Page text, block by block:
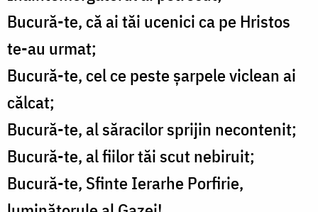
Bucură-te, că ai tăi ucenici ca pe Hristos
te-au urmat;
Bucură-te, cel ce peste șarpele viclean ai
călcat;
Bucură-te, al săracilor sprijin necontenit;
Bucură-te, al fiilor tăi scut nebiruit;
Bucură-te, Sfinte Ierarhe Porfirie,